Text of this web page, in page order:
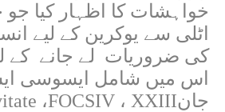
خواہشات کا اظہار کیا جو
اٹلی سے یوکرین کے لیے
کی ضروریات لے جانے کے
اس میں شامل ایسوسی
جانXXIII ، FOCSIV،